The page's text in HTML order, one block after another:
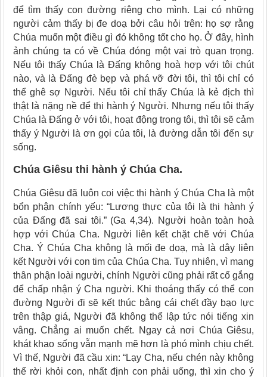
để tìm thấy con đường riêng cho mình. Lại có những
người cảm thấy bị đe doạ bởi câu hỏi trên: họ sợ rằng
Chúa muốn một điều gì đó không tốt cho họ. Ở đây, hình
ảnh chúng ta có về Chúa đóng một vai trò quan trọng.
Nếu tôi thấy Chúa là Đấng không hoà hợp với tôi chút
nào, và là Đấng đè bẹp và phá vỡ đời tôi, thì tôi chỉ có
thể ghê sợ Người. Nếu tôi chỉ thấy Chúa là kẻ địch thì
thật là nặng nề để thi hành ý Người. Nhưng nếu tôi thấy
Chúa là Đấng ở với tôi, hoạt động trong tôi, thì tôi sẽ cảm
thấy ý Người là ơn gọi của tôi, là đường dẫn tôi đến sự
sống.
Chúa Giêsu thi hành ý Chúa Cha.
Chúa Giêsu đã luôn coi việc thi hành ý Chúa Cha là một
bổn phận chính yếu: “Lương thực của tôi là thi hành ý
của Đấng đã sai tôi.” (Ga 4,34). Người hoàn toàn hoà
hợp với Chúa Cha. Người liên kết chặt chẽ với Chúa
Cha. Ý Chúa Cha không là mối đe doạ, mà là dây liên
kết Người với con tim của Chúa Cha. Tuy nhiên, vì mang
thân phận loài người, chính Người cũng phải rất cố gắng
để chấp nhận ý Cha người. Khi thoáng thấy có thể con
đường Người đi sẽ kết thúc bằng cái chết đầy bạo lực
trên thập giá, Người đã không thể lập tức nói tiếng xin
vâng. Chẳng ai muốn chết. Ngay cả nơi Chúa Giêsu,
khát khao sống vẫn mạnh mẽ hơn là phó mình chịu chết.
Vì thế, Người đã cầu xin: “Lạy Cha, nếu chén này không
thể rời khỏi con, nhất định con phải uống, thì xin cho ý